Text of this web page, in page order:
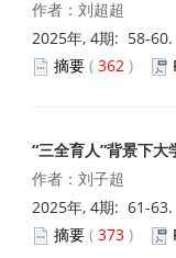
作者：刘超超
2025年, 4期: 58-60.
摘要 ( 362 )
“三全育人”背景下
作者：刘子超
2025年, 4期: 61-63.
摘要 ( 373 )